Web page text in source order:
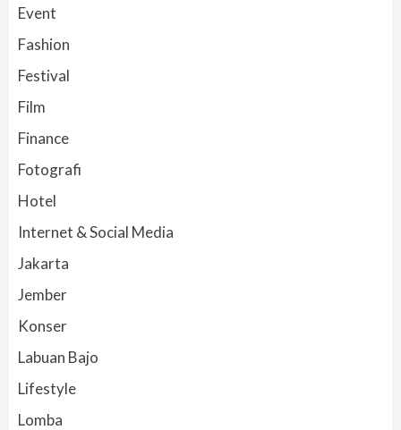
Event
Fashion
Festival
Film
Finance
Fotografi
Hotel
Internet & Social Media
Jakarta
Jember
Konser
Labuan Bajo
Lifestyle
Lomba